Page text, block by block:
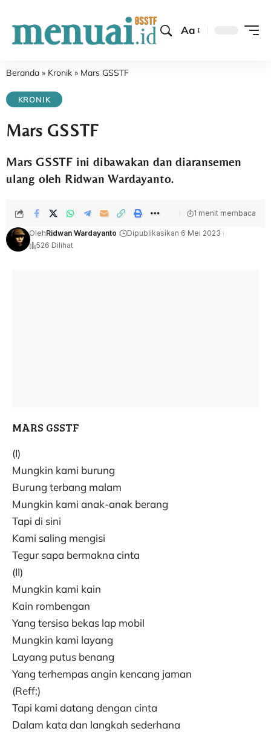
Aa
Beranda » Kronik » Mars GSSTF
KRONIK
Mars GSSTF
Mars GSSTF ini dibawakan dan diaransemen
ulang oleh Ridwan Wardayanto.
OlehRidwan Wardayanto
Dipublikasikan 6 Mei 2023
526 Dilihat
1 menit membaca
MARS GSSTF
(I)
Mungkin kami burung
Burung terbang malam
Mungkin kami anak-anak berang
Tapi di sini
Kami saling mengisi
Tegur sapa bermakna cinta
(II)
Mungkin kami kain
Kain rombengan
Yang tersisa bekas lap mobil
Mungkin kami layang
Layang putus benang
Yang terhempas angin kencang jaman
(Reff:)
Tapi kami datang dengan cinta
Dalam kata dan langkah sederhana